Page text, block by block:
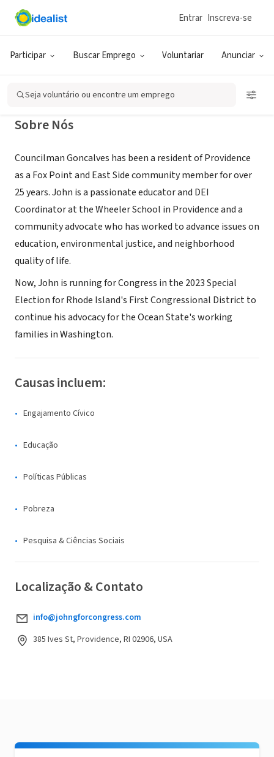
Participar Buscar Emprego Voluntariar Anunciar
Entrar Inscreva-se
Seja voluntário ou encontre um emprego
ONG (SETOR SOCIAL)
John Goncalves for Congress
Sobre Nós
Councilman Goncalves has been a resident of Providence
as a Fox Point and East Side community member for over
25 years. John is a passionate educator and DEI
Coordinator at the Wheeler School in Providence and a
community advocate who has worked to advance issues on
education, environmental justice, and neighborhood
quality of life.
Now, John is running for Congress in the 2023 Special
Election for Rhode Island's First Congressional District to
continue his advocacy for the Ocean State's working
families in Washington.
Causas incluem:
Engajamento Cívico
Educação
Políticas Públicas
Pobreza
Pesquisa & Ciências Sociais
Localização & Contato
info@johngforcongress.com
385 Ives St, Providence, RI 02906, USA